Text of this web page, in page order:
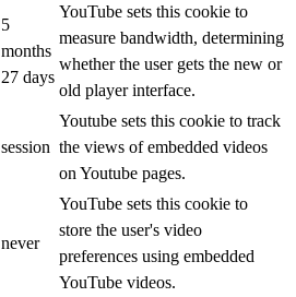
5
months
27 days
YouTube sets this cookie to
measure bandwidth, determining
whether the user gets the new or
old player interface.
session
Youtube sets this cookie to track
the views of embedded videos
on Youtube pages.
never
YouTube sets this cookie to
store the user's video
preferences using embedded
YouTube videos.